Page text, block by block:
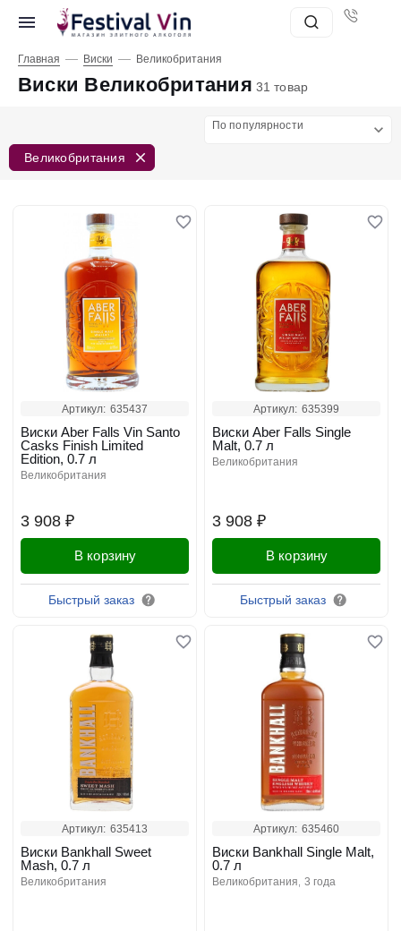
Главная — Виски — Великобритания
Виски Великобритания 31 товар
По популярности
Великобритания
Артикул: 635437
3 908 ₽
Виски Aber Falls Vin Santo
Casks Finish Limited
Edition, 0.7 л
великобритания
В корзину
Быстрый заказ
Артикул: 635399
3 908 ₽
Виски Aber Falls Single
Malt, 0.7 л
великобритания
В корзину
Быстрый заказ
Артикул: 635413
Виски Bankhall Sweet
Mash, 0.7 л
великобритания
Артикул: 635460
Виски Bankhall Single Malt,
0.7 л
великобритания 3 года